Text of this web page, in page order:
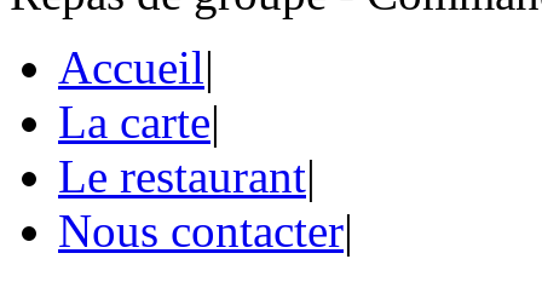
Accueil|
La carte|
Le restaurant|
Nous contacter|